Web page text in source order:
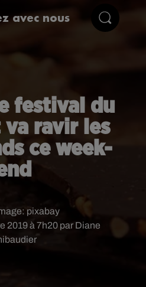
avec nous
festival du
ravir les
ce week-
2019 à 7h20 par Diane
pixabay